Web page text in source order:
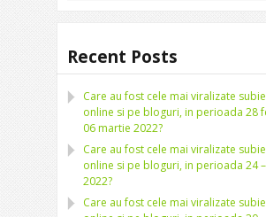
Recent Posts
Care au fost cele mai viralizate
online si pe bloguri, in perioada 28
06 martie 2022?
Care au fost cele mai viralizate
online si pe bloguri, in perioada 24
2022?
Care au fost cele mai viralizate